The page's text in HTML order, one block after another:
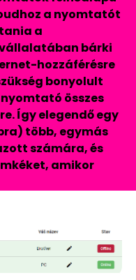
a nyomtatót
a
bárki
hozzáférésre
bonyolult
összes
Így elegendő egy
több, egymás
számára, és
amikor